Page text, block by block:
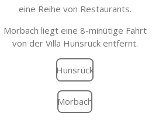
eine Reihe von Restaurants.
Morbach liegt eine 8-minütige Fahrt
von der Villa Hunsrück entfernt.
Hunsrück
Morbach